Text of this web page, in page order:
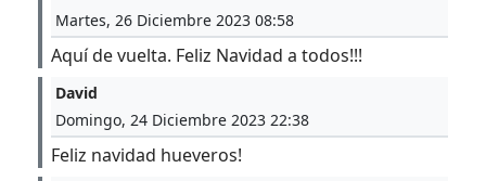
Martes, 26 Diciembre 2023 08:58
Aquí de vuelta. Feliz Navidad a todos!!!
David
Domingo, 24 Diciembre 2023 22:38
Feliz navidad hueveros!